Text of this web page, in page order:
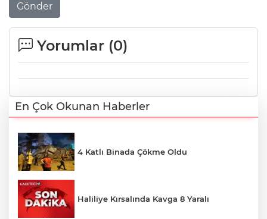
Gönder
Yorumlar (0)
En Çok Okunan Haberler
4 Katlı Binada Çökme Oldu
Haliliye Kırsalında Kavga 8 Yaralı